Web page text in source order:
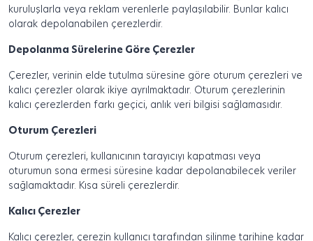
kuruluşlarla veya reklam verenlerle paylaşılabilir. Bunlar kalıcı
olarak depolanabilen çerezlerdir.
Depolanma Sürelerine Göre Çerezler
Çerezler, verinin elde tutulma süresine göre oturum çerezleri ve
kalıcı çerezler olarak ikiye ayrılmaktadır. Oturum çerezlerinin
kalıcı çerezlerden farkı geçici, anlık veri bilgisi sağlamasıdır.
Oturum Çerezleri
Oturum çerezleri, kullanıcının tarayıcıyı kapatması veya
oturumun sona ermesi süresine kadar depolanabilecek veriler
sağlamaktadır. Kısa süreli çerezlerdir.
Kalıcı Çerezler
Kalıcı çerezler, çerezin kullanıcı tarafından silinme tarihine kadar